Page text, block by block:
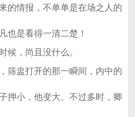
情报，不单单是在场之人的
也是看得一清二楚！
，尚且没什么。
盅打开的那一瞬间，内中的
押小，他变大。不过多时，卿